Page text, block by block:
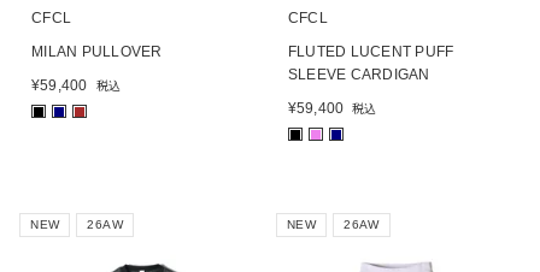
CFCL
MILAN PULLOVER
¥59,400 税込
CFCL
FLUTED LUCENT PUFF
SLEEVE CARDIGAN
¥59,400 税込
NEW 26AW NEW 26AW